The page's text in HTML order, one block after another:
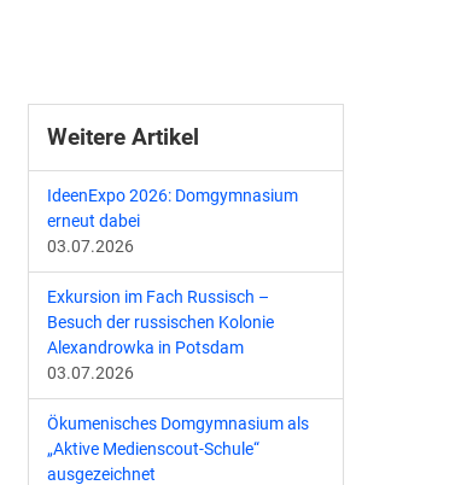
Weitere Artikel
IdeenExpo 2026: Domgymnasium
erneut dabei
03.07.2026
Exkursion im Fach Russisch –
Besuch der russischen Kolonie
Alexandrowka in Potsdam
03.07.2026
Ökumenisches Domgymnasium als
„Aktive Medienscout-Schule“
ausgezeichnet